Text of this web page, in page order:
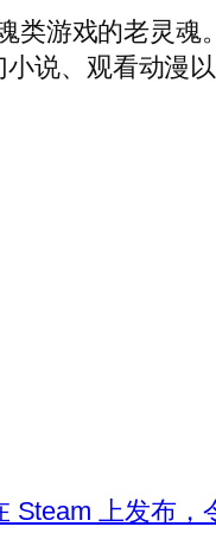
类游戏的老灵魂
说、观看动漫
Steam 上发布